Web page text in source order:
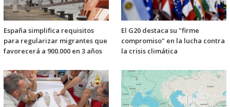
España simplifica requisitos
para regularizar migrantes que
favorecerá a 900.000 en 3 años
El G20 destaca su "firme
compromiso" en la lucha contra
la crisis climática